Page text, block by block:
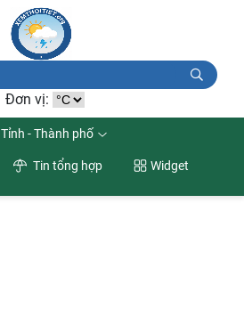
Đơn vị:
Tỉnh - Thành phố
Tin tổng hợp Widget